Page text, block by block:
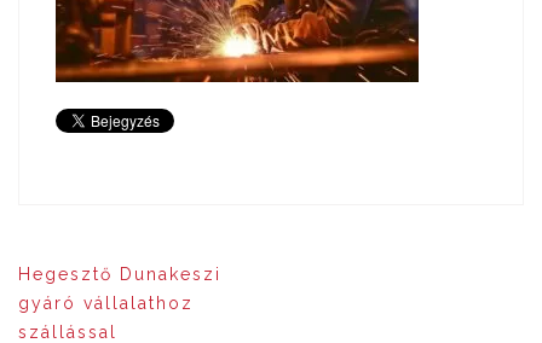
Bejegyzés
navigáció
Hegesztő Dunakeszi
gyáró vállalathoz
szállással